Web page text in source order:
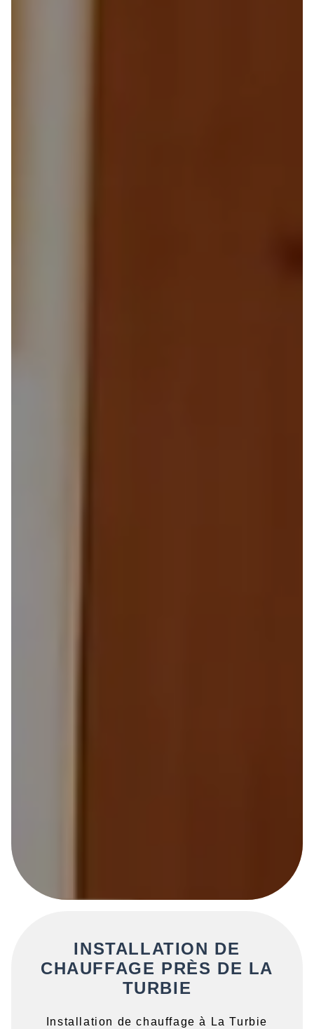
INSTALLATION DE
CHAUFFAGE PRÈS DE LA
TURBIE
Installation de chauffage à La Turbie